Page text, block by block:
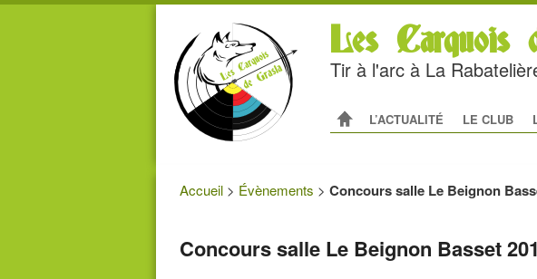
Les Carquois
Tir à l'arc à La
Menu principal
ALLER AU CONTENU
ALLER AU CONTENU
L’ACTUALITÉ LE CLUB
Accueil > Évènements > Concours salle Le Beignon
Concours salle Le Beignon Basset